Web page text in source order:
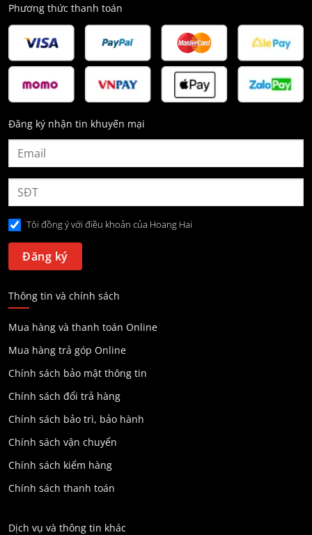
Phương thức thanh toán
Đăng ký nhận tin khuyến mại
Tôi đồng ý với điều khoản của Hoang Hai
Thông tin và chính sách
Mua hàng và thanh toán Online
Mua hàng trả góp Online
Chính sách bảo mật thông tin
Chính sách đổi trả hàng
Chính sách bảo trì, bảo hành
Chính sách vận chuyển
Chính sách kiểm hàng
Chính sách thanh toán
Dịch vụ và thông tin khác